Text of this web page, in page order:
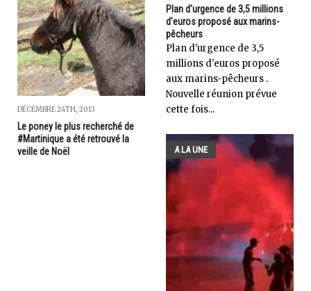
DÉCEMBRE 24TH, 2013
Le poney le plus recherché de
#Martinique a été retrouvé la
veille de Noël
Plan d'urgence de 3,5 millions
d'euros proposé aux marins-
pêcheurs
Plan d'urgence de 3,5
millions d'euros proposé
aux marins-pêcheurs .
Nouvelle réunion prévue
cette fois...
A LA UNE